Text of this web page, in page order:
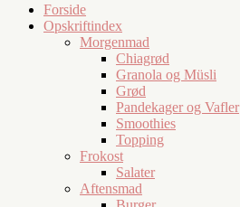
Forside
Opskriftindex
Morgenmad
Chiagrød
Granola og Müsli
Grød
Pandekager og Vafler
Smoothies
Topping
Frokost
Salater
Aftensmad